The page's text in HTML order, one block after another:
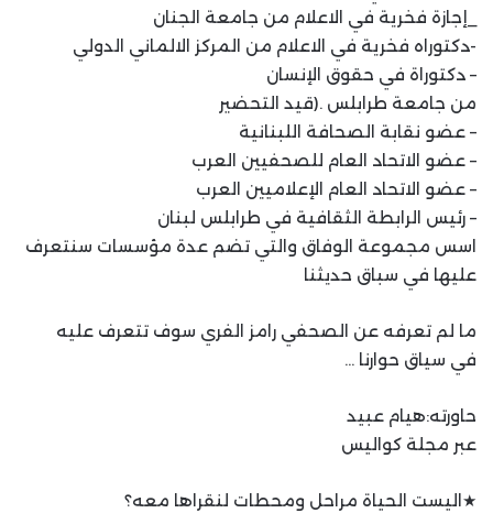
_إجازة فخرية في الاعلام من جامعة الجنان
-دكتوراه فخرية في الاعلام من المركز الالماني الدولي
– دكتوراة في حقوق الإنسان
من جامعة طرابلس .(قيد التحضير
– عضو نقابة الصحافة اللبنانية
– عضو الاتحاد العام للصحفيين العرب
– عضو الاتحاد العام الإعلاميين العرب
– رئيس الرابطة الثقافية في طرابلس لبنان
اسس مجموعة الوفاق والتي تضم عدة مؤسسات سنتعرف
عليها في سباق حديثنا
ما لم تعرفه عن الصحفي رامز الفري سوف تتعرف عليه
في سياق حوارنا …
حاورته:هيام عبيد
عبر مجلة كواليس
★اليست الحياة مراحل ومحطات لنقراها معه؟